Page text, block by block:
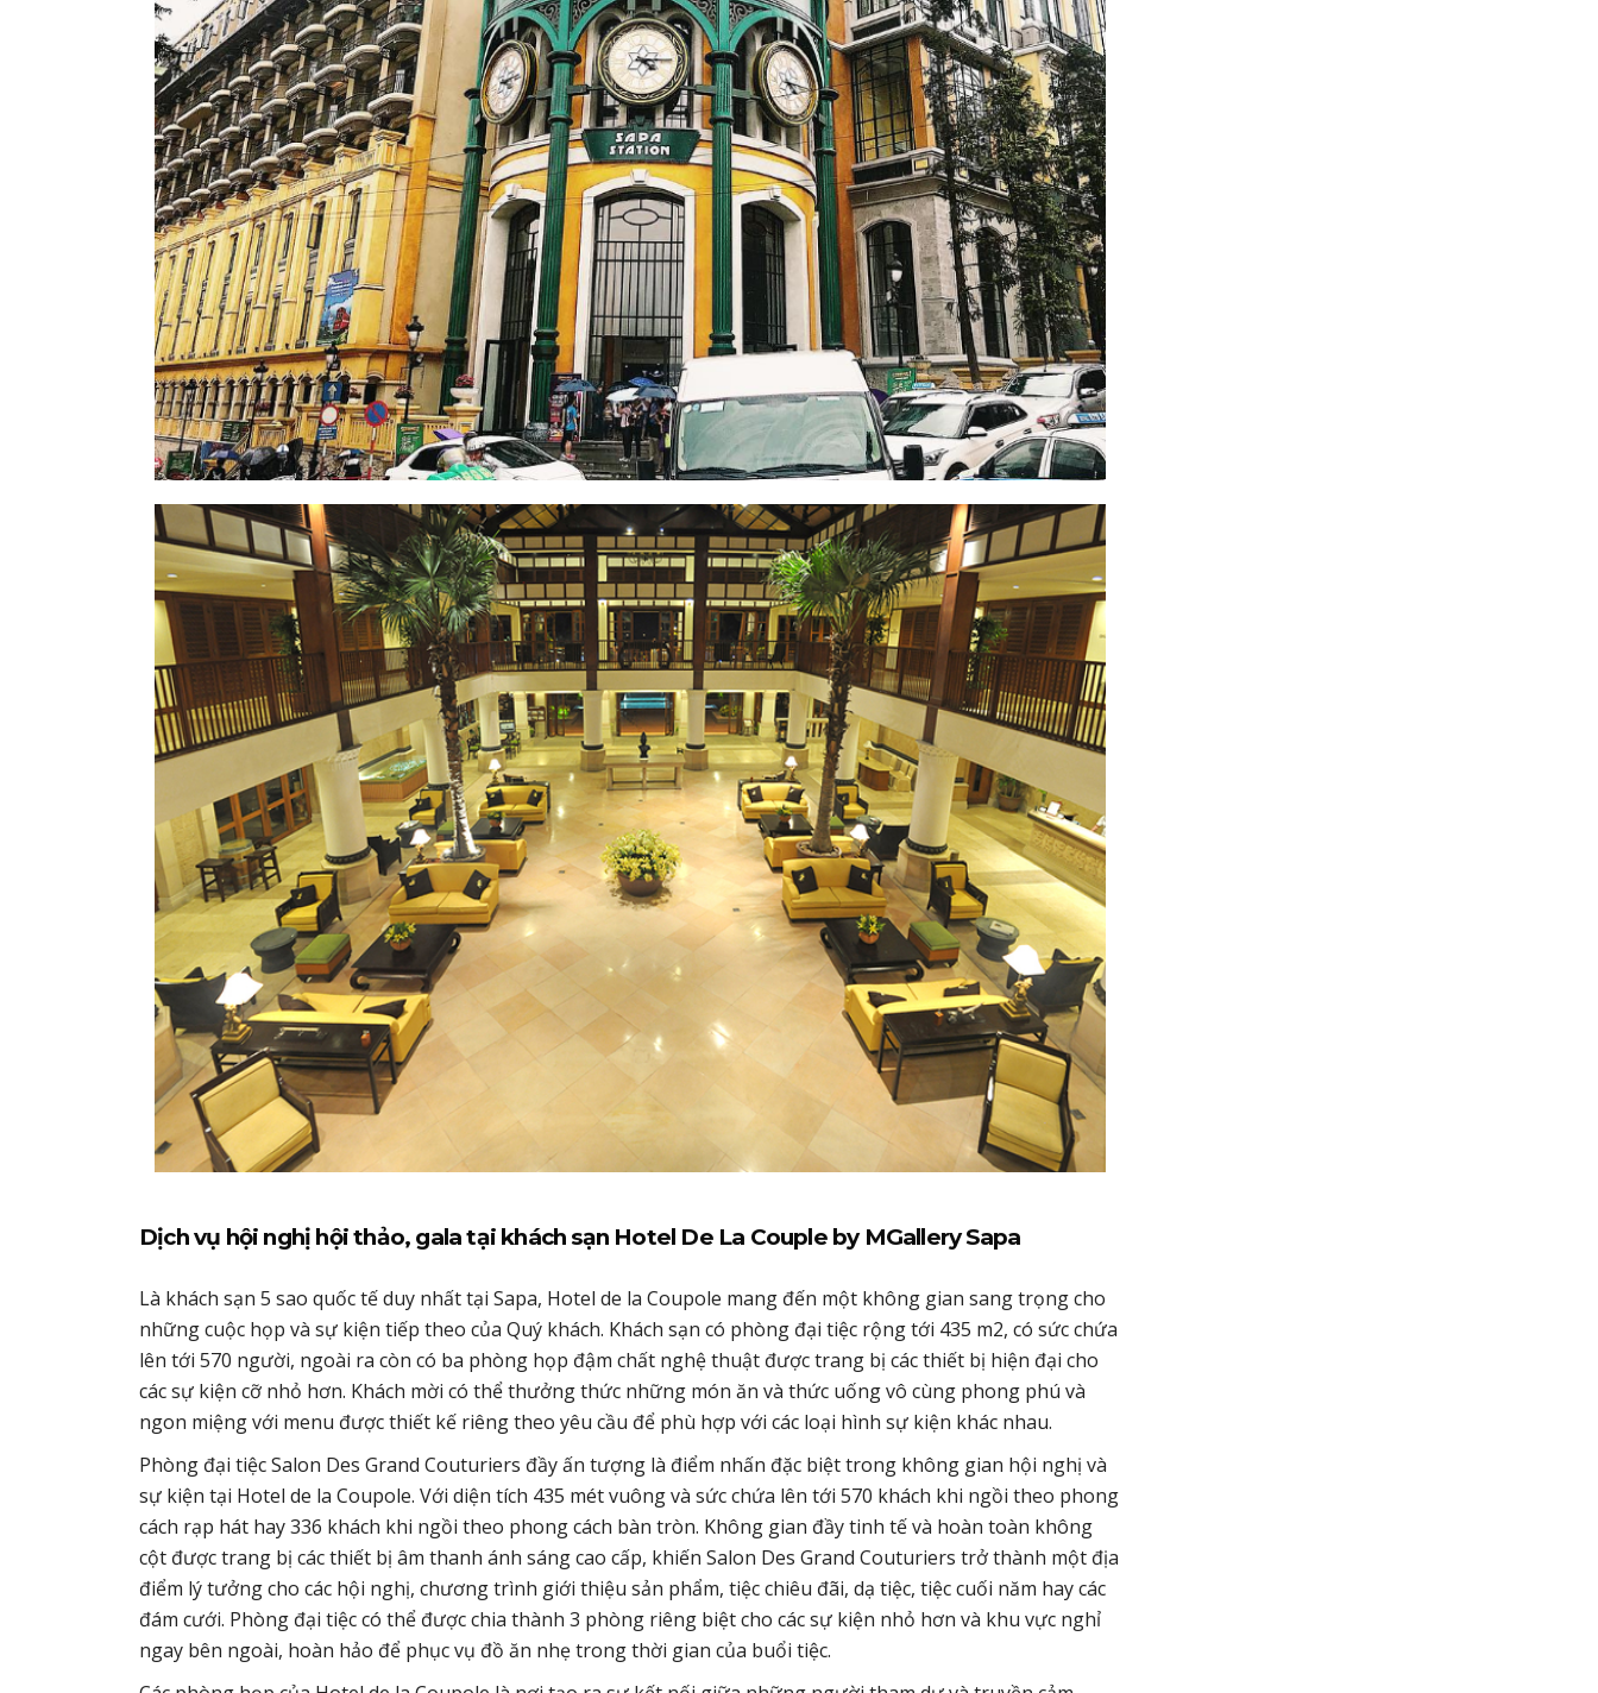
Dịch vụ hội nghị hội thảo, gala tại khách sạn Hotel De La Couple by MGallery Sapa
Là khách sạn 5 sao quốc tế duy nhất tại Sapa, Hotel de la Coupole mang đến một không gian sang trọng cho
những cuộc họp và sự kiện tiếp theo của Quý khách. Khách sạn có phòng đại tiệc rộng tới 435 m2, có sức chứa
lên tới 570 người, ngoài ra còn có ba phòng họp đậm chất nghệ thuật được trang bị các thiết bị hiện đại cho
các sự kiện cỡ nhỏ hơn. Khách mời có thể thưởng thức những món ăn và thức uống vô cùng phong phú và
ngon miệng với menu được thiết kế riêng theo yêu cầu để phù hợp với các loại hình sự kiện khác nhau.
Phòng đại tiệc Salon Des Grand Couturiers đầy ấn tượng là điểm nhấn đặc biệt trong không gian hội nghị và
sự kiện tại Hotel de la Coupole. Với diện tích 435 mét vuông và sức chứa lên tới 570 khách khi ngồi theo phong
cách rạp hát hay 336 khách khi ngồi theo phong cách bàn tròn. Không gian đầy tinh tế và hoàn toàn không
cột được trang bị các thiết bị âm thanh ánh sáng cao cấp, khiến Salon Des Grand Couturiers trở thành một địa
điểm lý tưởng cho các hội nghị, chương trình giới thiệu sản phẩm, tiệc chiêu đãi, dạ tiệc, tiệc cuối năm hay các
đám cưới. Phòng đại tiệc có thể được chia thành 3 phòng riêng biệt cho các sự kiện nhỏ hơn và khu vực nghỉ
ngay bên ngoài, hoàn hảo để phục vụ đồ ăn nhẹ trong thời gian của buổi tiệc.